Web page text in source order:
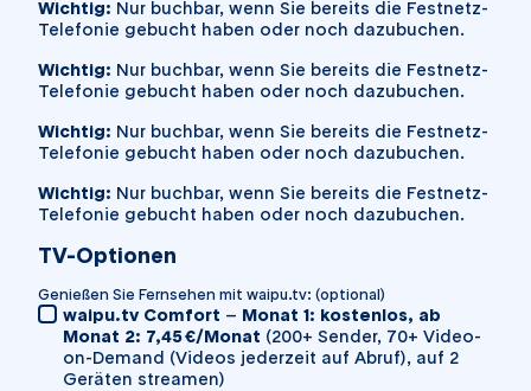
Wichtig: Nur buchbar, wenn Sie bereits die Festnetz-
Telefonie gebucht haben oder noch dazubuchen.
Wichtig: Nur buchbar, wenn Sie bereits die Festnetz-
Telefonie gebucht haben oder noch dazubuchen.
Wichtig: Nur buchbar, wenn Sie bereits die Festnetz-
Telefonie gebucht haben oder noch dazubuchen.
Wichtig: Nur buchbar, wenn Sie bereits die Festnetz-
Telefonie gebucht haben oder noch dazubuchen.
TV-Optionen
Genießen Sie Fernsehen mit waipu.tv: (optional)
waipu.tv Comfort – Monat 1: kostenlos, ab
Monat 2: 7,45 €/Monat (200+ Sender, 70+ Video-
on-Demand (Videos jederzeit auf Abruf), auf 2
Geräten streamen)